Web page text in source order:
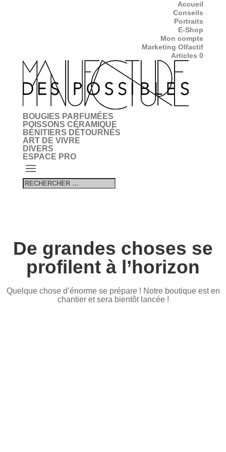
Accueil
Conseils
Portraits
E-Shop
Mon compte
Marketing Olfactif
Articles 0
BOUGIES PARFUMÉES
POISSONS CÉRAMIQUE
BÉNITIERS DÉTOURNÉS
ART DE VIVRE
DIVERS
ESPACE PRO
De grandes choses se
profilent à l’horizon
Quelque chose d’énorme se prépare ! Notre boutique est en
chantier et sera bientôt lancée !